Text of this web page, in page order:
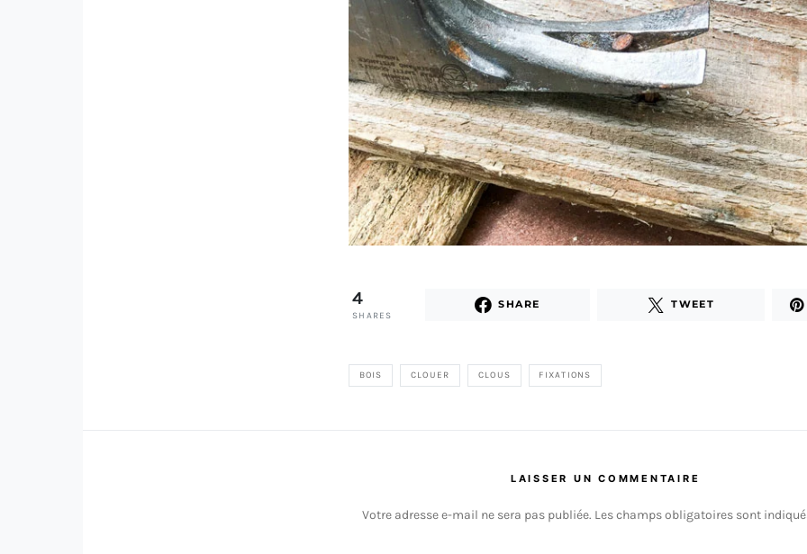
4
SHARES
SHARE TWEET
BOIS CLOUER CLOUS FIXATIONS
LAISSER UN COMMENTAIRE
Votre adresse e-mail ne sera pas publiée. Les champs obligatoires sont